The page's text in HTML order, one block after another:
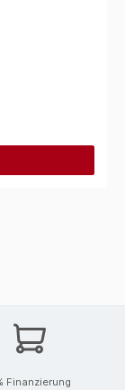
Finanzierung